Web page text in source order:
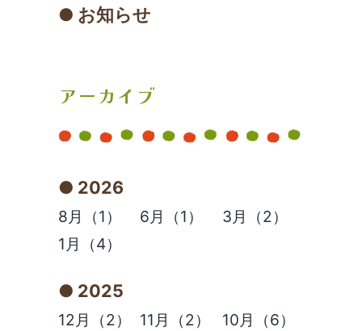
お知らせ
アーカイブ
2026
8月（1） 6月（1）
3月（2）
1月（4）
2025
12月（2） 11月（2）
10月（6）